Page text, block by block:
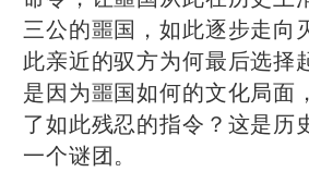
三公的噩国，如此逐步走向
此亲近的驭方为何最后选择
是因为噩国如何的文化局面
了如此残忍的指令？这是历
一个谜团。